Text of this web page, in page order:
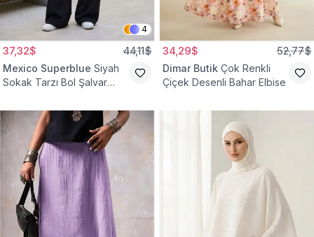
4
37,32$ 44,11$
Mexico Superblue Siyah
Sokak Tarzı Bol Şalvar
34,29$ 52,77$
Dimar Butik Çok Renkli
Çiçek Desenli Bahar Elbise